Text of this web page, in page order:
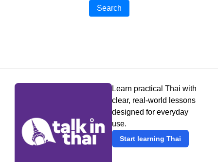
Search
Learn practical Thai with
clear, real-world lessons
designed for everyday
use.
Start learning Thai